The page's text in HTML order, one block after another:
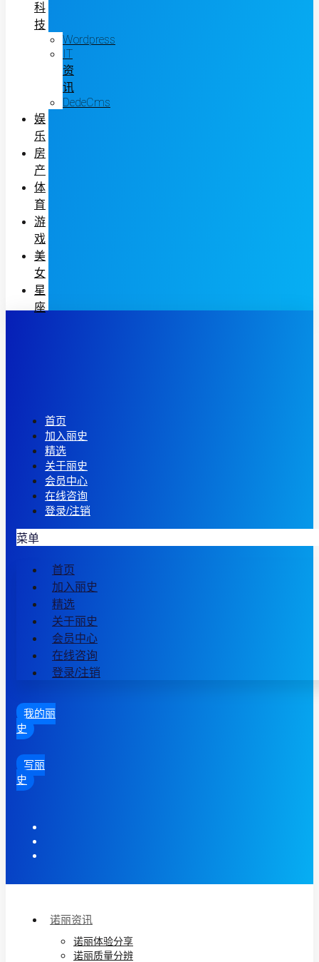
科
技
Wordpress
IT
资
讯
DedeCms
娱
乐
房
产
体
育
游
戏
美
女
星
座
首页
加入丽史
精选
关于丽史
会员中心
在线咨询
登录/注销
菜单
首页
加入丽史
精选
关于丽史
会员中心
在线咨询
登录/注销
我的丽
史
写丽
史
诺丽资讯
诺丽体验分享
诺丽质量分辨